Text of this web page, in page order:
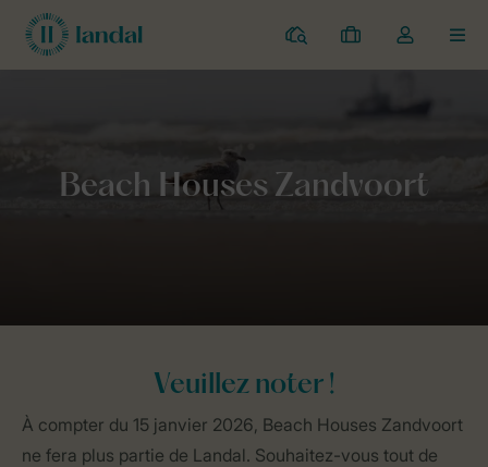
Parcs
Mes
réservations
Toggle
the
Veuillez noter !
À compter du 15 janvier 2026, Beach Houses Zandvoort
ne fera plus partie de Landal. Souhaitez-vous tout de